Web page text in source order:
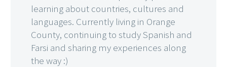
learning about countries, cultures and
languages. Currently living in Orange
County, continuing to study Spanish and
Farsi and sharing my experiences along
the way :)